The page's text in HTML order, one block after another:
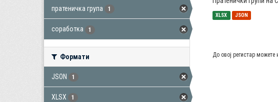
пратеничка група 1
соработка 1
Формати
JSON 1
XLSX 1
XLSX JSON
До овој регистар